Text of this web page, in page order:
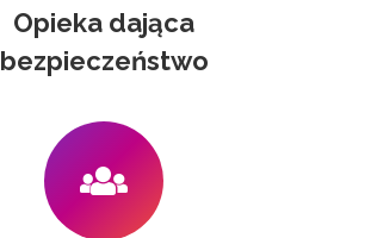
Opieka dająca
bezpieczeństwo